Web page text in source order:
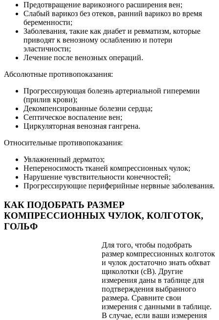
Предотвращение варикозного расширения вен;
Слабый варикоз без отеков, ранний варикоз во время
беременности;
Заболевания, такие как диабет и ревматизм, которые
приводят к венозному ослаблению и потери
эластичности;
Лечение после венозных операций.
Абсолютные противопоказания:
Прогрессирующая болезнь артериальной гиперемии
(прилив крови);
Декомпенсированные болезни сердца;
Септическое воспаление вен;
Циркуляторная венозная гангрена.
Относительные противопоказания:
Увлажненный дерматоз;
Непереносимость тканей компрессионных чулок;
Нарушение чувствительности конечностей;
Прогрессирующие периферийные нервные заболевания.
КАК ПОДОБРАТЬ РАЗМЕР
КОМПРЕССИОННЫХ ЧУЛОК, КОЛГОТОК,
ГОЛЬФ
Для того, чтобы подобрать
размер компрессионных колготок
и чулок достаточно знать обхват
щиколотки (cB). Другие
измерения даны в таблице для
подтверждения выбранного
размера. Сравните свои
измерения с данными в таблице.
В случае, если ваши измерения